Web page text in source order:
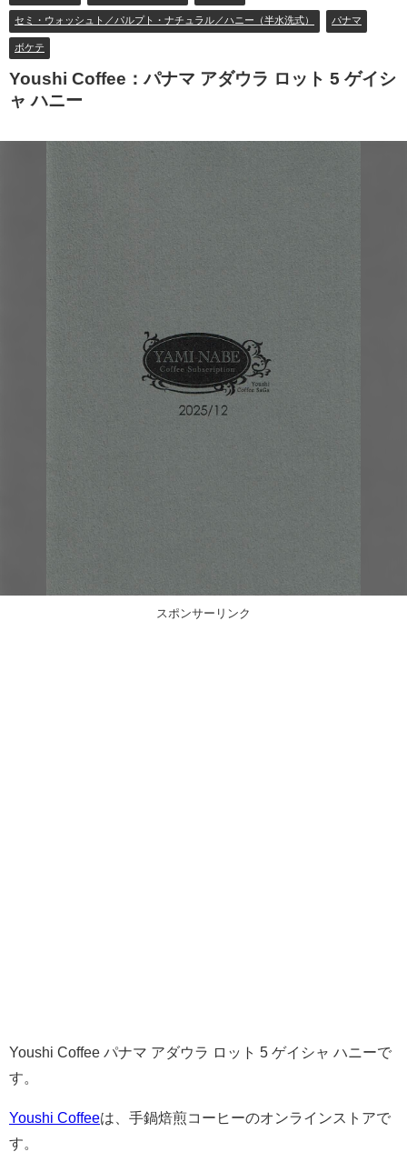
セミ・ウォッシュト／パルプト・ナチュラル／ハニー（半水洗式） パナマ
ボケテ
Youshi Coffee：パナマ アダウラ ロット 5 ゲイシ
ャ ハニー
スポンサーリンク
Youshi Coffee パナマ アダウラ ロット 5 ゲイシャ ハニーで
す。
Youshi Coffeeは、手鍋焙煎コーヒーのオンラインストアで
す。